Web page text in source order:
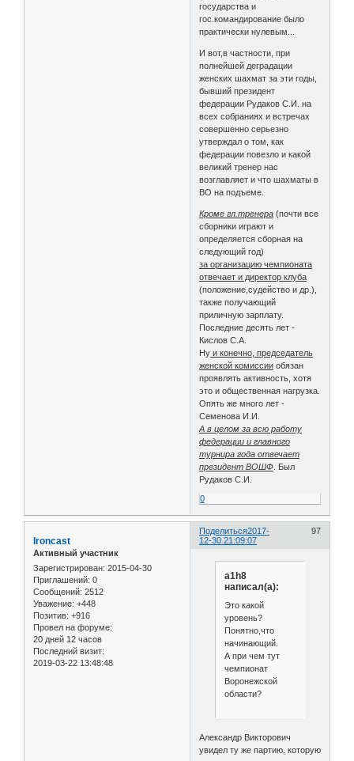
государства и
гос.командирование было
практически нулевым...
И вот,в частности, при
полнейшей деградации
женских шахмат за эти годы,
бывший президент
федерации Рудаков С.И. на
всех собраниях и встречах
совершенно серьезно
утверждал о том, как
федерации повезло и какой
великий тренер нас
возглавляет и чтo шахматы в
ВO на пoдъeмe.
Кроме гл.тренера (почти все
сборники играют и
определяется сборная на
следующий год)
за организацию чемпионата
отвечает и директор клуба
(положение,судейство и др.),
также получающий
приличную зарплату.
Последние десять лет -
Кислов С.А.
Ну и конечно, председатель
женской комиссии обязан
проявлять активность, хотя
это и общественная нагрузка.
Опять же много лет -
Семенова И.И.
А в целом за всю работу
федерации и главного
турнира года отвечает
президент ВОШФ . Был
Рудаков С.И.
0
Поделиться 97
2017-
12-30 21:09:07
Ironcast
Активный участник
Зарегистрирован: 2015-04-30
Приглашений: 0
Сообщений: 2512
Уважение: +448
Позитив: +916
Провел на форуме:
20 дней 12 часов
Последний визит:
2019-03-22 13:48:48
a1h8
написал(а):
Это какой
уровень?
Понятно,что
начинающий.
А при чем тут
чемпионат
Воронежской
области?
Александр Викторович
увидел ту же партию, которую